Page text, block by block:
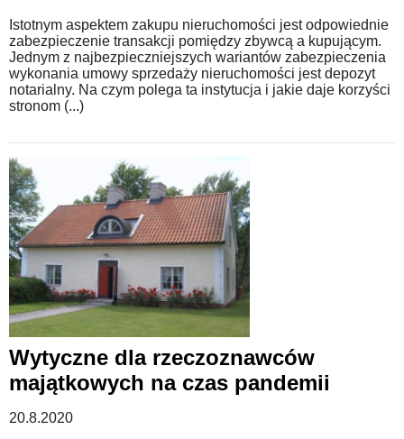
Istotnym aspektem zakupu nieruchomości jest odpowiednie
zabezpieczenie transakcji pomiędzy zbywcą a kupującym.
Jednym z najbezpieczniejszych wariantów zabezpieczenia
wykonania umowy sprzedaży nieruchomości jest depozyt
notarialny. Na czym polega ta instytucja i jakie daje korzyści
stronom (...)
Wytyczne dla rzeczoznawców
majątkowych na czas pandemii
20.8.2020